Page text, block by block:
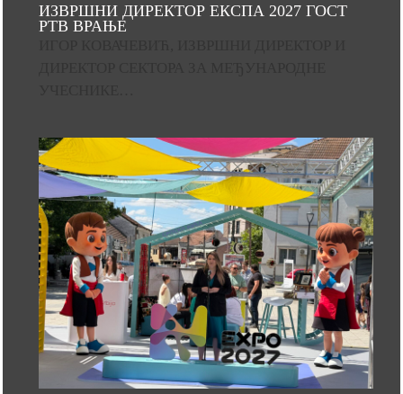
ИЗВРШНИ ДИРЕКТОР ЕКСПА 2027 ГОСТ
РТВ ВРАЊЕ